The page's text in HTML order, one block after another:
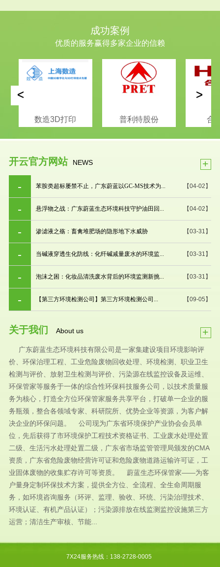
成功案例
优质的服务赢得多家企业的信赖
数造3D打印 普利特股份 合
< >
开云官方网站 NEWS +
【04-02】
苯胺类超标屡禁不止，广东蔚蓝以GC-MS技术为...
【04-02】
悬浮物之战：广东蔚蓝生态环境科技守护油田回...
【03-31】
渗滤液之殇：畜禽堆肥场的隐形地下水威胁
【03-31】
当碱液穿透生化防线：化纤碱减量废水的环境监...
【03-31】
泡沫之困：化妆品清洗废水背后的环境监测新挑...
【09-05】
【第三方环境检测公司】第三方环境检测公司...
关于我们 About us +
广东蔚蓝生态环境科技有限公司是一家集建设项目环境影响评
价、环保治理工程、工业危险废物回收处理、环境检测、职业卫生
检测与评价、放射卫生检测与评价、污染源在线监控设备及运维、
环保管家等服务于一体的综合性环保科技服务公司，以技术质量服
务为核心，打造全方位环保管家服务共享平台，打破单一企业的服
务瓶颈，整合各领域专家、科研院所、优势企业等资源，为客户解
决企业的环保问题。 公司现为广东省环境保护产业协会会员单
位，先后获得了市环境保护工程技术资格证书、工业废水处理处置
二级、生活污水处理处置二级，广东省市场监管管理局颁发的CMA
资质，广东省危险废物经营许可证和危险废物道路运输许可证，工
业固体废物的收集贮存许可等资质。 蔚蓝生态环保管家——为客
户量身定制环保技术方案，提供全方位、全流程、全生命周期服
务，如环境咨询服务（环评、监理、验收、环统、污染治理技术、
环境认证、有机产品认证）；污染源排放在线监测监控设施第三方
运营；清洁生产审核、节能...
7X24服务热线：138-2728-0005